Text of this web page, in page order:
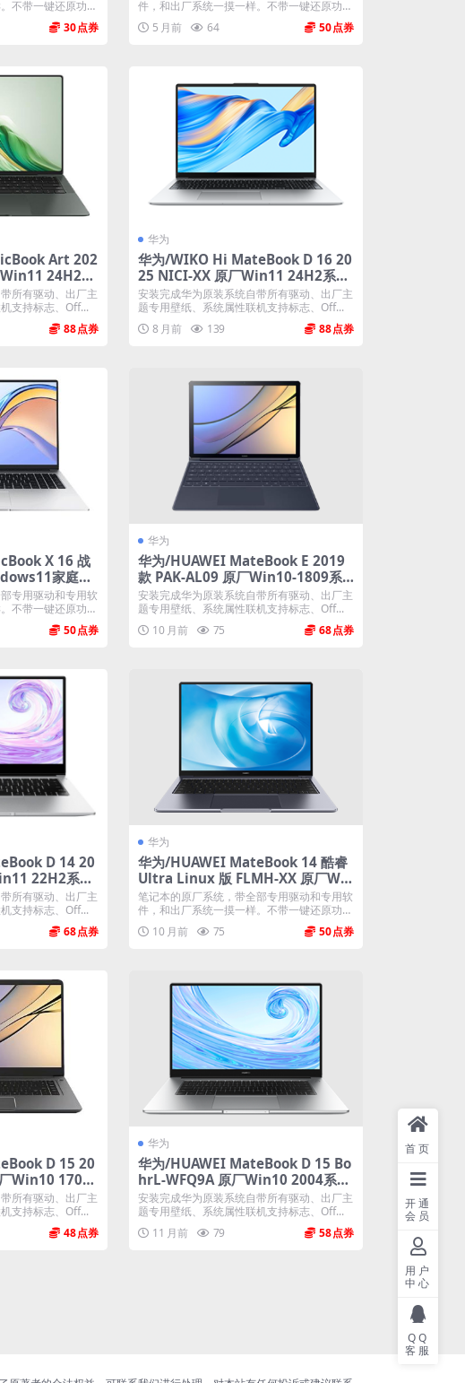
不带一键还原功
30
件，和出厂系统一摸一样。不带一键还原功
能...
5 月前 64 50
Art 202
24H2系
能还原
所有驱动、出厂主
支持标志、Off...
88
华为
华为/WIKO Hi MateBook D 16 20
25 NICI-XX 原厂Win11 24H2系统
工厂文件 带F10智能还原
安装完成华为原装系统自带所有驱动、出厂主
题专用壁纸、系统属性联机支持标志、Off...
8 月前
139 88
X 16 战
家庭版
专用驱动和专用软
不带一键还原功
50
华为
华为/HUAWEI MateBook E 2019
款 PAK-AL09 原厂Win10-1809系
统 工厂文件 带F10智能还原
安装完成华为原装系统自带所有驱动、出厂主
题专用壁纸、系统属性联机支持标志、Off...
10 月前
75 68
D 14 20
22H2系统
还原
所有驱动、出厂主
支持标志、Off...
68
华为
华为/HUAWEI MateBook 14 酷睿
Ultra Linux 版 FLMH-XX 原厂Win
11 24H2系统 原厂oem系统
笔记本的原厂系统，带全部专用驱动和专用软
件，和出厂系统一摸一样。不带一键还原功
能...
10 月前 75 50
D 15 20
Win10 1709
能还原
所有驱动、出厂主
支持标志、Off...
48
华为
华为/HUAWEI MateBook D 15 Bo
hrL-WFQ9A 原厂Win10 2004系统
工厂文件 带F10智能还原
安装完成华为原装系统自带所有驱动、出厂主
题专用壁纸、系统属性联机支持标志、Off...
11 月前
79 58
首页
开通
会员
用户
中心
QQ
客服